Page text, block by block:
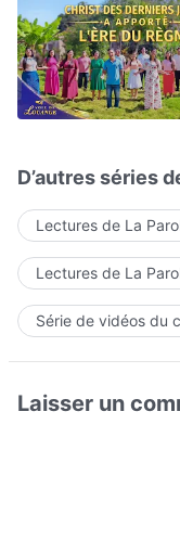
D’autres séries
Lectures de La
Lectures de La
Série de vidéos du
Laisser un